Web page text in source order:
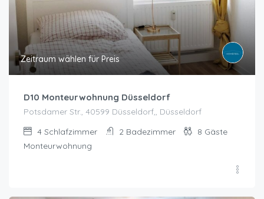
Zeitraum wählen für Preis
D10 Monteurwohnung Düsseldorf
Potsdamer Str., 40599 Düsseldorf,, Düsseldorf
4 Schlafzimmer 2 Badezimmer 8 Gäste
Monteurwohnung